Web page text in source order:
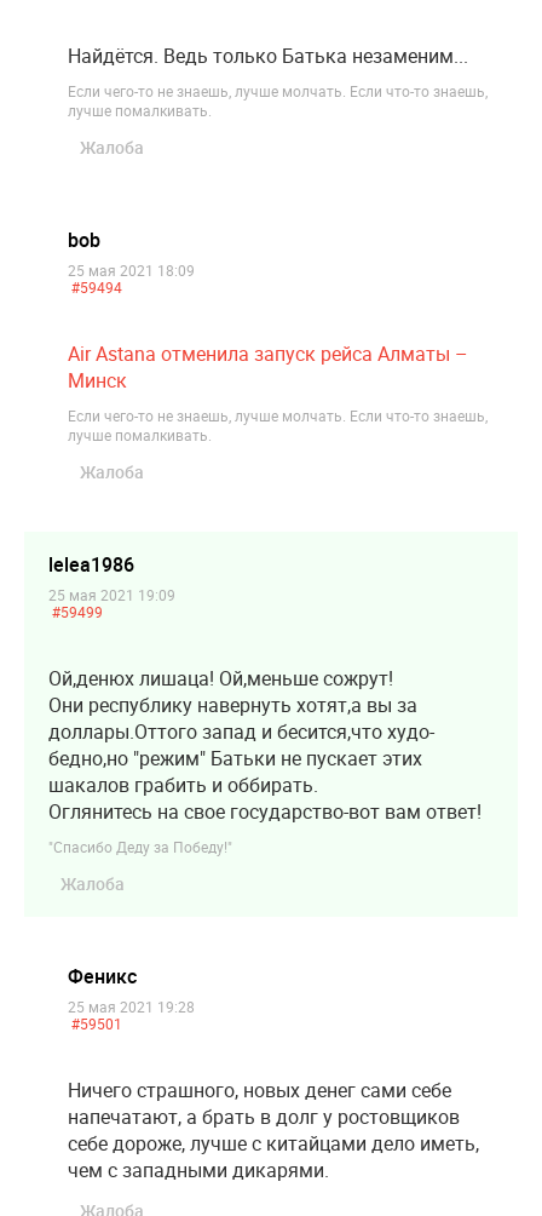
Найдётся. Ведь только Батька незаменим...
Если чего-то не знаешь, лучше молчать. Если что-то знаешь,
лучше помалкивать.
Жалоба
bob
25 мая 2021 18:09
#59494
Air Astana отменила запуск рейса Алматы –
Минск
Если чего-то не знаешь, лучше молчать. Если что-то знаешь,
лучше помалкивать.
Жалоба
lelea1986
25 мая 2021 19:09
#59499
Ой,денюх лишаца! Ой,меньше сожрут!
Они республику навернуть хотят,а вы за
доллары.Оттого запад и бесится,что худо-
бедно,но "режим" Батьки не пускает этих
шакалов грабить и оббирать.
Оглянитесь на свое государство-вот вам ответ!
"Спасибо Деду за Победу!"
Жалоба
Феникс
25 мая 2021 19:28
#59501
Ничего страшного, новых денег сами себе
напечатают, а брать в долг у ростовщиков
себе дороже, лучше с китайцами дело иметь,
чем с западными дикарями.
Жалоба